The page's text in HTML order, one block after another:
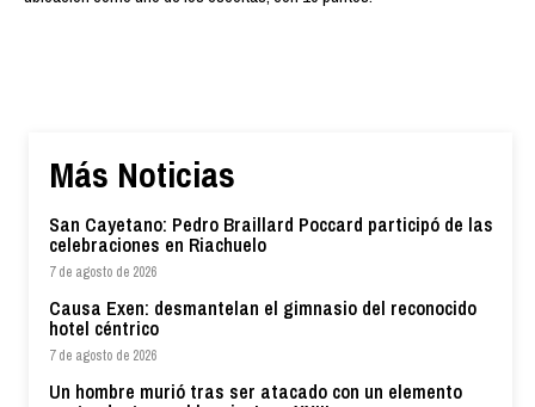
Más Noticias
San Cayetano: Pedro Braillard Poccard participó de las
celebraciones en Riachuelo
7 de agosto de 2026
Causa Exen: desmantelan el gimnasio del reconocido
hotel céntrico
7 de agosto de 2026
Un hombre murió tras ser atacado con un elemento